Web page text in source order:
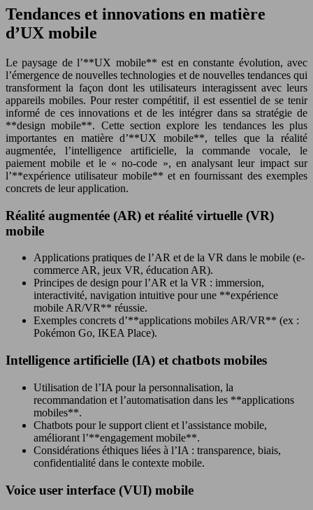
Tendances et innovations en matière
d’UX mobile
Le paysage de l’**UX mobile** est en constante évolution, avec
l’émergence de nouvelles technologies et de nouvelles tendances qui
transforment la façon dont les utilisateurs interagissent avec leurs
appareils mobiles. Pour rester compétitif, il est essentiel de se tenir
informé de ces innovations et de les intégrer dans sa stratégie de
**design mobile**. Cette section explore les tendances les plus
importantes en matière d’**UX mobile**, telles que la réalité
augmentée, l’intelligence artificielle, la commande vocale, le
paiement mobile et le « no-code », en analysant leur impact sur
l’**expérience utilisateur mobile** et en fournissant des exemples
concrets de leur application.
Réalité augmentée (AR) et réalité virtuelle (VR)
mobile
Applications pratiques de l’AR et de la VR dans le mobile (e-
commerce AR, jeux VR, éducation AR).
Principes de design pour l’AR et la VR : immersion,
interactivité, navigation intuitive pour une **expérience
mobile AR/VR** réussie.
Exemples concrets d’**applications mobiles AR/VR** (ex :
Pokémon Go, IKEA Place).
Intelligence artificielle (IA) et chatbots mobiles
Utilisation de l’IA pour la personnalisation, la
recommandation et l’automatisation dans les **applications
mobiles**.
Chatbots pour le support client et l’assistance mobile,
améliorant l’**engagement mobile**.
Considérations éthiques liées à l’IA : transparence, biais,
confidentialité dans le contexte mobile.
Voice user interface (VUI) mobile